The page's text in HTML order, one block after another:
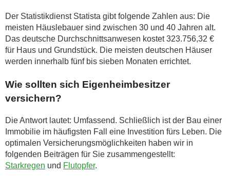
Der Statistikdienst Statista gibt folgende Zahlen aus: Die
meisten Häuslebauer sind zwischen 30 und 40 Jahren alt.
Das deutsche Durchschnittsanwesen kostet 323.756,32 €
für Haus und Grundstück. Die meisten deutschen Häuser
werden innerhalb fünf bis sieben Monaten errichtet.
Wie sollten sich Eigenheimbesitzer
versichern?
Die Antwort lautet: Umfassend. Schließlich ist der Bau einer
Immobilie im häufigsten Fall eine Investition fürs Leben. Die
optimalen Versicherungsmöglichkeiten haben wir in
folgenden Beiträgen für Sie zusammengestellt:
Starkregen und Flutopfer.